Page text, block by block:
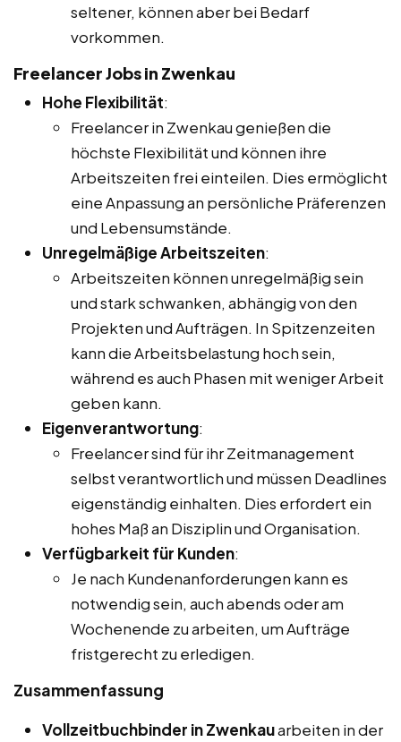
seltener, können aber bei Bedarf
vorkommen.
Freelancer Jobs in Zwenkau
Hohe Flexibilität:
Freelancer in Zwenkau genießen die
höchste Flexibilität und können ihre
Arbeitszeiten frei einteilen. Dies ermöglicht
eine Anpassung an persönliche Präferenzen
und Lebensumstände.
Unregelmäßige Arbeitszeiten:
Arbeitszeiten können unregelmäßig sein
und stark schwanken, abhängig von den
Projekten und Aufträgen. In Spitzenzeiten
kann die Arbeitsbelastung hoch sein,
während es auch Phasen mit weniger Arbeit
geben kann.
Eigenverantwortung:
Freelancer sind für ihr Zeitmanagement
selbst verantwortlich und müssen Deadlines
eigenständig einhalten. Dies erfordert ein
hohes Maß an Disziplin und Organisation.
Verfügbarkeit für Kunden:
Je nach Kundenanforderungen kann es
notwendig sein, auch abends oder am
Wochenende zu arbeiten, um Aufträge
fristgerecht zu erledigen.
Zusammenfassung
Vollzeitbuchbinder in Zwenkauarbeiten in der